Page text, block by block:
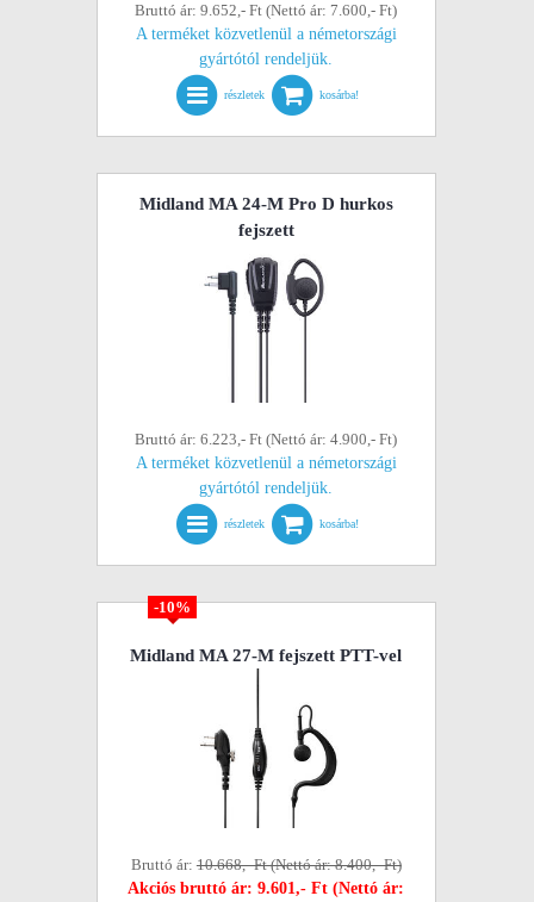
Bruttó ár: 9.652,- Ft (Nettó ár: 7.600,- Ft)
A terméket közvetlenül a németországi
gyártótól rendeljük.
részletek kosárba!
Midland MA 24-M Pro D hurkos
fejszett
Bruttó ár: 6.223,- Ft (Nettó ár: 4.900,- Ft)
A terméket közvetlenül a németországi
gyártótól rendeljük.
részletek kosárba!
-10%
Midland MA 27-M fejszett PTT-vel
Bruttó ár:10.668,- Ft (Nettó ár: 8.400,- Ft)
Akciós bruttó ár: 9.601,- Ft (Nettó ár: